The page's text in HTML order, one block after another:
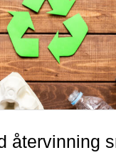
återvinning